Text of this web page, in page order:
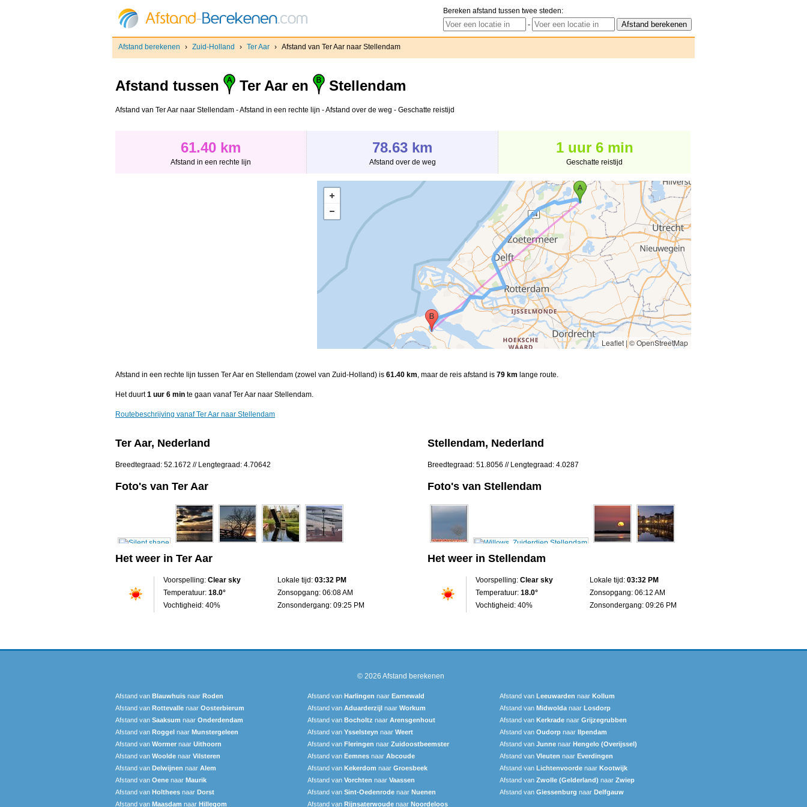
Bereken afstand tussen twee steden:
-
Afstand berekenen › Zuid-Holland › Ter Aar‎ › Afstand van Ter Aar‎ naar Stellendam
Afstand tussen Ter Aar‎ en Stellendam
Afstand van Ter Aar‎ naar Stellendam - Afstand in een rechte lijn - Afstand over de weg - Geschatte reistijd
61.40 km
Afstand in een rechte lijn
78.63 km
Afstand over de weg
1 uur 6 min
Geschatte reistijd
Leaflet |© OpenStreetMap
Afstand in een rechte lijn tussen Ter Aar‎ en Stellendam (zowel van Zuid-Holland) is 61.40 km, maar de reis afstand is 79 km lange route.
Het duurt1 uur 6 min te gaan vanaf Ter Aar‎ naar Stellendam.
Routebeschrijving vanaf Ter Aar‎ naar Stellendam
Ter Aar‎, Nederland
Breedtegraad: 52.1672 // Lengtegraad: 4.70642
Foto's van Ter Aar‎
Het weer in Ter Aar‎
Voorspelling: Clear sky
Temperatuur: 18.0°
Vochtigheid: 40%
Lokale tijd: 03:32 PM
Zonsopgang: 06:08 AM
Zonsondergang: 09:25 PM
Stellendam, Nederland
Breedtegraad: 51.8056 // Lengtegraad: 4.0287
Foto's van Stellendam
Het weer in Stellendam
Voorspelling: Clear sky
Temperatuur: 18.0°
Vochtigheid: 40%
Lokale tijd: 03:32 PM
Zonsopgang: 06:12 AM
Zonsondergang: 09:26 PM
© 2026 Afstand berekenen
Afstand van Blauwhuis naar Roden Afstand van Harlingen naar Earnewald Afstand van Leeuwarden naar Kollum
Afstand van Rottevalle naar Oosterbierum Afstand van Aduarderzijl naar Workum Afstand van Midwolda naar Losdorp
Afstand van Saaksum naar Onderdendam Afstand van Bocholtz naar Arensgenhout Afstand van Kerkrade naar Grijzegrubben
Afstand van Roggel naar Munstergeleen Afstand van Ysselsteyn naar Weert Afstand van Oudorp naar Ilpendam
Afstand van Wormer naar Uithoorn Afstand van Fleringen naar Zuidoostbeemster Afstand van Junne naar Hengelo (Overijssel)
Afstand van Woolde naar Vilsteren Afstand van Eemnes naar Abcoude Afstand van Vleuten naar Everdingen
Afstand van Delwijnen naar Alem Afstand van Kekerdom naar Groesbeek Afstand van Lichtenvoorde naar Kootwijk
Afstand van Oene naar Maurik Afstand van Vorchten naar Vaassen Afstand van Zwolle (Gelderland) naar Zwiep
Afstand van Holthees naar Dorst Afstand van Sint-Oedenrode naar Nuenen Afstand van Giessenburg naar Delfgauw
Afstand van Maasdam naar Hillegom Afstand van Rijnsaterwoude naar Noordeloos